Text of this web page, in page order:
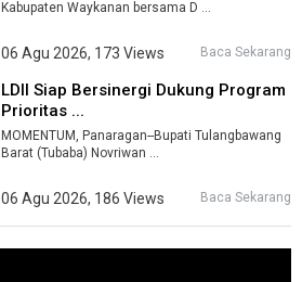
Kabupaten Waykanan bersama D ...
06 Agu 2026, 173 Views Baca Sekarang
LDII Siap Bersinergi Dukung Program
Prioritas ...
MOMENTUM, Panaragan--Bupati Tulangbawang
Barat (Tubaba) Novriwan ...
06 Agu 2026, 186 Views Baca Sekarang